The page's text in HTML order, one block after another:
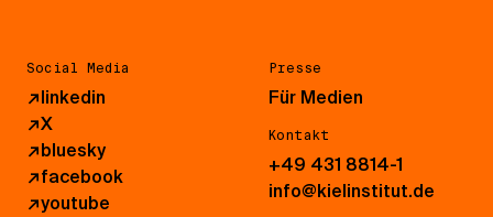
Social Media
↗linkedin
↗X
↗bluesky
↗facebook
↗youtube
Presse
Für Medien
Kontakt
+49 431 8814-1
info@kielinstitut.de